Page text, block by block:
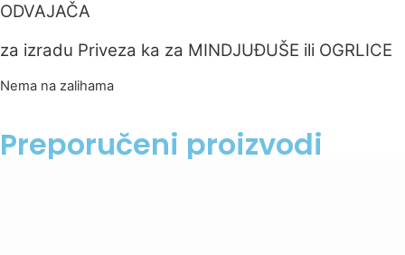
ODVAJAČA
za izradu Priveza ka za MINDJUĐUŠE ili OGRLICE
Nema na zalihama
Preporučeni proizvodi